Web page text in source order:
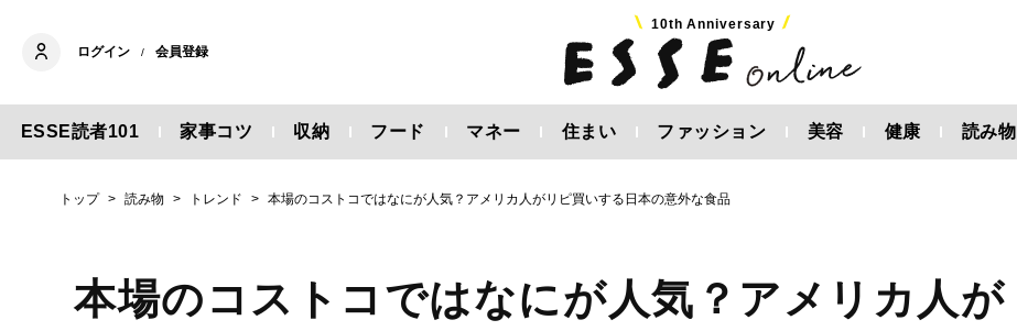
ログイン / 会員登録
10th Anniversary
ESSE読者101 家事コツ 収納 フード マネー 住まい ファッション 美容 健康 読み物
トップ 読み物 トレンド 本場のコストコではなにが人気？アメリカ人がリピ買いする日本の意外な食品
本場のコストコではなにが人気？アメリカ人が